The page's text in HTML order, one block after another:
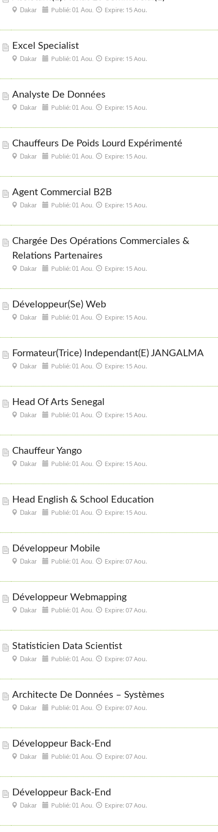
Dakar Publié: 01 Aou. Expire: 15 Aou.
Excel Specialist
Dakar Publié: 01 Aou. Expire: 15 Aou.
Analyste De Données
Dakar Publié: 01 Aou. Expire: 15 Aou.
Chauffeurs De Poids Lourd Expérimenté
Dakar Publié: 01 Aou. Expire: 15 Aou.
Agent Commercial B2B
Dakar Publié: 01 Aou. Expire: 15 Aou.
Chargée Des Opérations Commerciales &
Relations Partenaires
Dakar Publié: 01 Aou. Expire: 15 Aou.
Développeur(se) Web
Dakar Publié: 01 Aou. Expire: 15 Aou.
Formateur(trice) Independant(e) JANGALMA
Dakar Publié: 01 Aou. Expire: 15 Aou.
Head Of Arts Senegal
Dakar Publié: 01 Aou. Expire: 15 Aou.
Chauffeur Yango
Dakar Publié: 01 Aou. Expire: 15 Aou.
Head English & School Education
Dakar Publié: 01 Aou. Expire: 15 Aou.
Développeur Mobile
Dakar Publié: 01 Aou. Expire: 07 Aou.
Développeur Webmapping
Dakar Publié: 01 Aou. Expire: 07 Aou.
Statisticien Data Scientist
Dakar Publié: 01 Aou. Expire: 07 Aou.
Architecte De Données – Systèmes
Dakar Publié: 01 Aou. Expire: 07 Aou.
Développeur Back-End
Dakar Publié: 01 Aou. Expire: 07 Aou.
Développeur Back-End
Dakar Publié: 01 Aou. Expire: 07 Aou.